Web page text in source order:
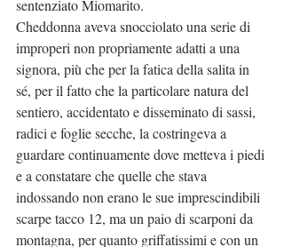
sentenziato Miomarito.
Cheddonna aveva snocciolato una serie di
improperi non propriamente adatti a una
signora, più che per la fatica della salita in
sé, per il fatto che la particolare natura del
sentiero, accidentato e disseminato di sassi,
radici e foglie secche, la costringeva a
guardare continuamente dove metteva i piedi
e a constatare che quelle che stava
indossando non erano le sue imprescindibili
scarpe tacco 12, ma un paio di scarponi da
montagna, per quanto griffatissimi e con un